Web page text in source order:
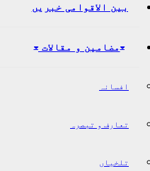
بین الاقوامی خبریں
مضامین و مقالات
افسانہ
تعارف و تبصرہ
تلخیاں